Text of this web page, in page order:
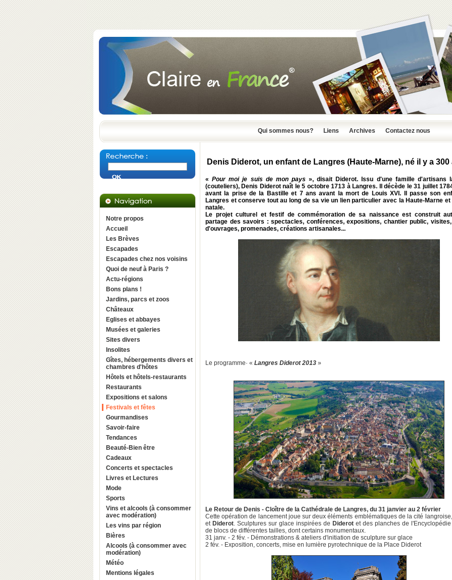
Qui sommes nous? Liens Archives Contactez nous
Notre propos
Accueil
Les Brèves
Escapades
Escapades chez nos voisins
Quoi de neuf à Paris ?
Actu-régions
Bons plans !
Jardins, parcs et zoos
Châteaux
Eglises et abbayes
Musées et galeries
Sites divers
Insolites
Gîtes, hébergements divers et
chambres d'hôtes
Hôtels et hôtels-restaurants
Restaurants
Expositions et salons
Festivals et fêtes
Gourmandises
Savoir-faire
Tendances
Beauté-Bien être
Cadeaux
Concerts et spectacles
Livres et Lectures
Mode
Sports
Vins et alcools (à consommer
avec modération)
Les vins par région
Bières
Alcools (à consommer avec
modération)
Météo
Mentions légales
Denis Diderot, un enfant de Langres (Haute-Marne), né il y a 300
«Pour moi je suis de mon pays», disait Diderot. Issu d'une famille d'artisans
(couteliers), Denis Diderot naît le 5 octobre 1713 à Langres. Il décède le 31 juillet
avant la prise de la Bastille et 7 ans avant la mort de Louis XVI. Il passe son
Langres et conserve tout au long de sa vie un lien particulier avec la Haute-Marne
natale.
Le projet culturel et festif de commémoration de sa naissance est construit
partage des savoirs : spectacles, conférences, expositions, chantier public,
d'ouvrages, promenades, créations artisanales...
Le programme· « Langres Diderot 2013 »
Le Retour de Denis - Cloître de la Cathédrale de Langres, du 31 janvier au 2 février
Cette opération de lancement joue sur deux éléments emblématiques de la cité
et Diderot. Sculptures sur glace inspirées de Diderot et des planches de
de blocs de différentes tailles, dont certains monumentaux.
31 janv. - 2 fév. - Démonstrations & ateliers d'initiation de sculpture sur glace
2 fév. - Exposition, concerts, mise en lumière pyrotechnique de la Place Diderot